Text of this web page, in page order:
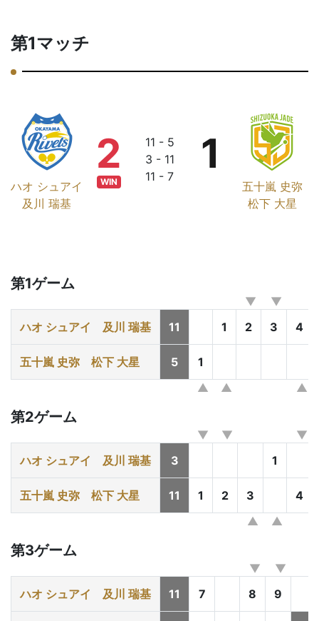
第1マッチ
ハオ シュアイ
及川 瑞基
2
WIN
11 - 5
3 - 11
11 - 7
五十嵐 史弥
松下 大星
1
第1ゲーム
ハオ シュアイ 及川 瑞基 11 1 2 3 4
五十嵐 史弥 松下 大星 5 1
第2ゲーム
ハオ シュアイ 及川 瑞基 3 1
五十嵐 史弥 松下 大星 11 1 2 3 4
第3ゲーム
ハオ シュアイ 及川 瑞基 11 7 8 9